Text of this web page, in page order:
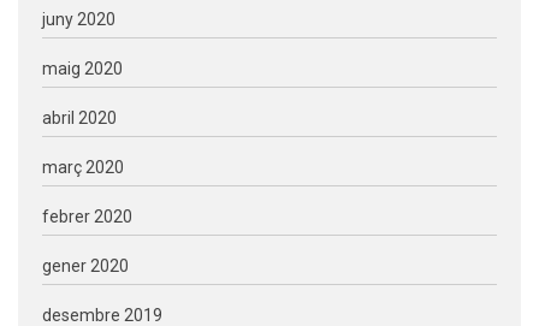
juny 2020
maig 2020
abril 2020
març 2020
febrer 2020
gener 2020
desembre 2019